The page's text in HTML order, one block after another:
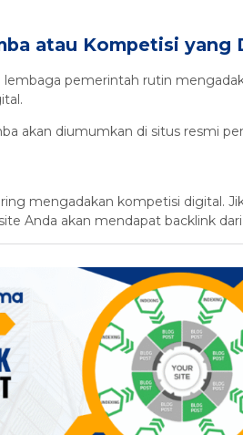
atau Kompetisi yang
lembaga pemerintah rutin
akan diumumkan di situs resmi
mengadakan kompetisi digital.
Anda akan mendapat backlink